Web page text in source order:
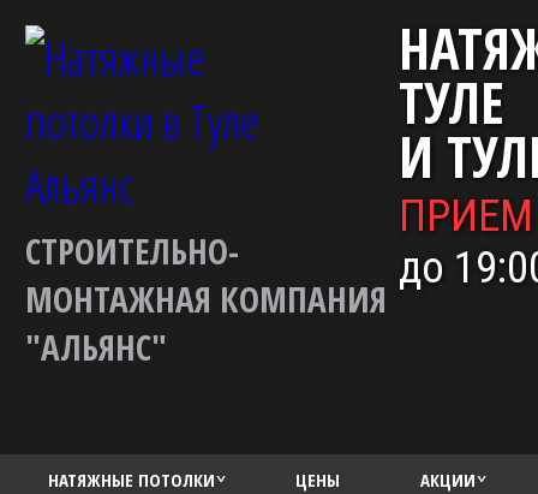
СТРОИТЕЛЬНО-
МОНТАЖНАЯ КОМПАНИЯ
"АЛЬЯНС"
ТУЛЕ
И
до
НАТЯЖНЫЕ ПОТОЛКИ ЦЕНЫ АКЦИИ